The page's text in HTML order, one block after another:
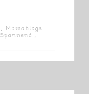
, Mamablogs
Spannend ,